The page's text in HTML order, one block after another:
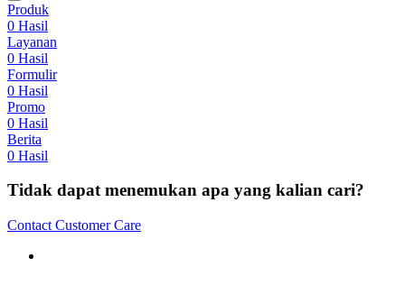
Produk
0 Hasil
Layanan
0 Hasil
Formulir
0 Hasil
Promo
0 Hasil
Berita
0 Hasil
Tidak dapat menemukan apa yang kalian cari?
Contact Customer Care